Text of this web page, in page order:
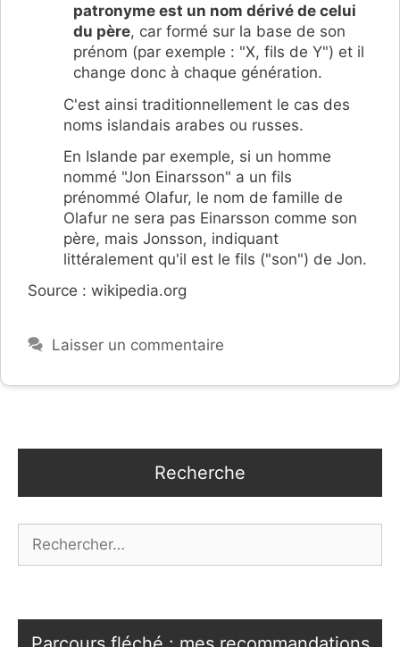
patronyme est un nom dérivé de celui
du père, car formé sur la base de son
prénom (par exemple : "X, fils de Y") et il
change donc à chaque génération.
C'est ainsi traditionnellement le cas des
noms islandais arabes ou russes.
En Islande par exemple, si un homme
nommé "Jon Einarsson" a un fils
prénommé Olafur, le nom de famille de
Olafur ne sera pas Einarsson comme son
père, mais Jonsson, indiquant
littéralement qu'il est le fils ("son") de Jon.
Source : wikipedia.org
Laisser un commentaire
Recherche